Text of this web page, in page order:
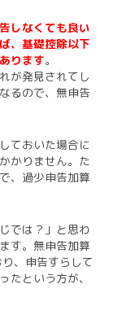
しなくても良い
、基礎控除以下
ります。
が発見されてし
るので、無申告
ておいた場合に
かりません。た
、過少申告加算
では？」と思わ
す。無申告加算
、申告すらして
たという方が、